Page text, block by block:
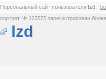
Персональный сайт пользователя lzd :
портрет № 123575 зарегистрирован
lzd